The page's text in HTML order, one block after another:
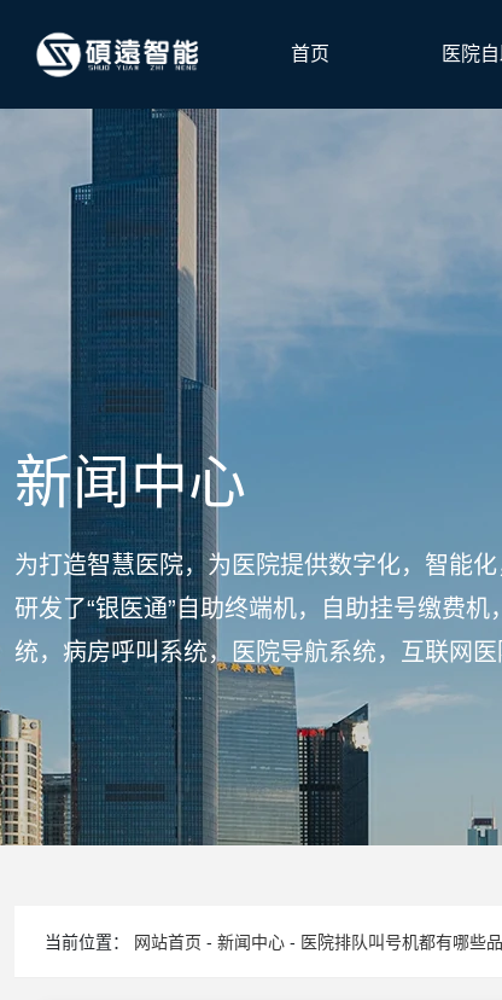
首页 医院
新闻中心
为打造智慧医院，为医院提供数字化，智能
研发了“银医通”自助终端机，自助挂号缴费
统，病房呼叫系统，医院导航系统，互联网医
当前位置： 网站首页 - 新闻中心 - 医院排队叫号机都有哪些